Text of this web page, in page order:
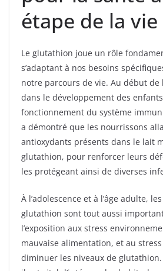
étape de la vie
Le glutathion joue un rôle
s’adaptant à nos besoins
notre parcours de vie. Au début de
dans le développement des
fonctionnement du système
a démontré que les nourrissons
antioxydants présents dans le lait
glutathion, pour renforcer leurs
les protégeant ainsi de diverses
À l’adolescence et à l’âge adulte,
glutathion sont tout aussi
l’exposition aux stress
mauvaise alimentation, et au
diminuer les niveaux de